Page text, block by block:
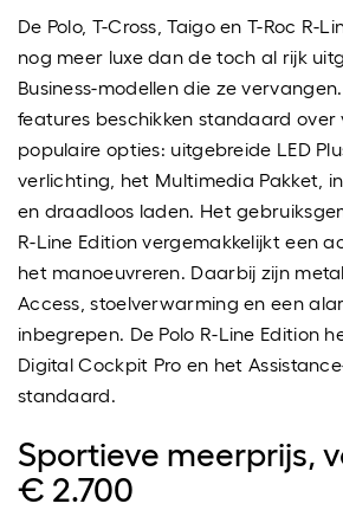
De Polo, T-Cross, Taigo en T-Roc R-
nog meer luxe dan de toch al rijk
Business-modellen die ze
features beschikken standaard over
populaire opties: uitgebreide LED
verlichting, het Multimedia Pakket,
en draadloos laden. Het
R-Line Edition vergemakkelijkt een
het manoeuvreren. Daarbij zijn
Access, stoelverwarming en een
inbegrepen. De Polo R-Line Edition
Digital Cockpit Pro en het
standaard.
Sportieve meerprijs,
€ 2.700